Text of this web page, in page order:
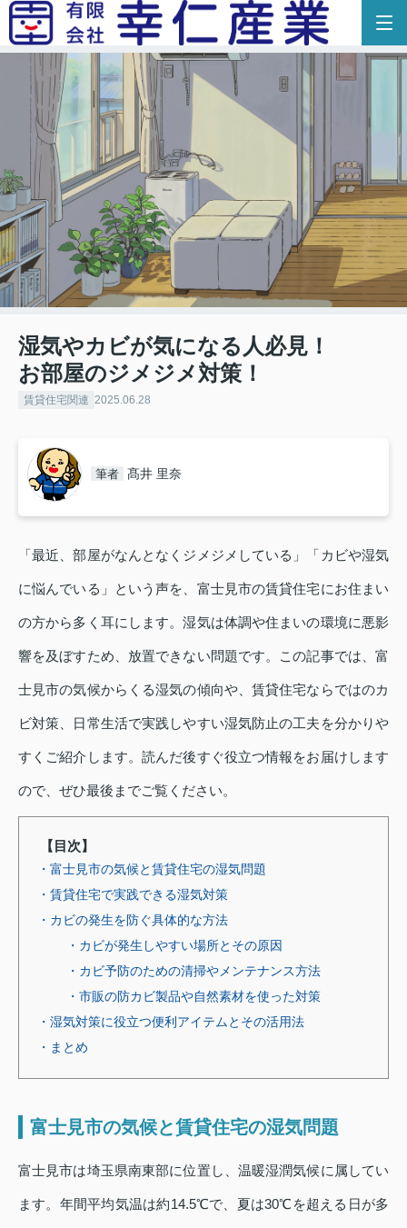
湿気やカビが気になる人必見！
お部屋のジメジメ対策！
賃貸住宅関連 2025.06.28
筆者 髙井 里奈
「最近、部屋がなんとなくジメジメしている」「カビや湿気
に悩んでいる」という声を、富士見市の賃貸住宅にお住まい
の方から多く耳にします。湿気は体調や住まいの環境に悪影
響を及ぼすため、放置できない問題です。この記事では、富
士見市の気候からくる湿気の傾向や、賃貸住宅ならではのカ
ビ対策、日常生活で実践しやすい湿気防止の工夫を分かりや
すくご紹介します。読んだ後すぐ役立つ情報をお届けします
ので、ぜひ最後までご覧ください。
【目次】
・富士見市の気候と賃貸住宅の湿気問題
・賃貸住宅で実践できる湿気対策
・カビの発生を防ぐ具体的な方法
・カビが発生しやすい場所とその原因
・カビ予防のための清掃やメンテナンス方法
・市販の防カビ製品や自然素材を使った対策
・湿気対策に役立つ便利アイテムとその活用法
・まとめ
富士見市の気候と賃貸住宅の湿気問題
富士見市は埼玉県南東部に位置し、温暖湿潤気候に属してい
ます。年間平均気温は約14.5℃で、夏は30℃を超える日が多